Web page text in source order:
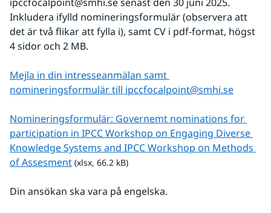
Inkludera ifylld nomineringsformulär (observera att
det är två flikar att fylla i), samt CV i pdf-format, högst
4 sidor och 2 MB.
Mejla in din intresseanmälan samt
nomineringsformulär till ipccfocalpoint@smhi.se
Nomineringsformulär: Governemt nominations for
participation in IPCC Workshop on Engaging Diverse
Knowledge Systems and IPCC Workshop on Methods
of Assesmentxlsx, 66.2 kB.
(xlsx, 66.2 kB)
Din ansökan ska vara på engelska.